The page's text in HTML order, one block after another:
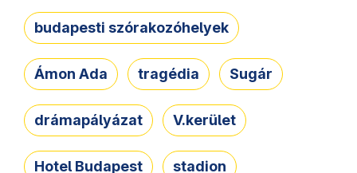
budapesti szórakozóhelyek
Ámon Ada tragédia Sugár
drámapályázat V.kerület
Hotel Budapest stadion